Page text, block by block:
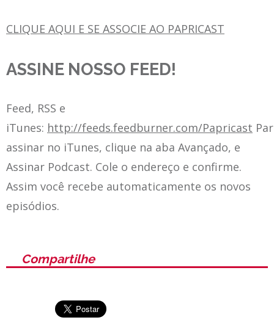
CLIQUE AQUI E SE ASSOCIE AO PAPRICAST
ASSINE NOSSO FEED!
Feed, RSS e
iTunes: http://feeds.feedburner.com/Papricast
assinar no iTunes, clique na aba Avançado, e
Assinar Podcast. Cole o endereço e confirme.
Assim você recebe automaticamente os novos
episódios.
Compartilhe